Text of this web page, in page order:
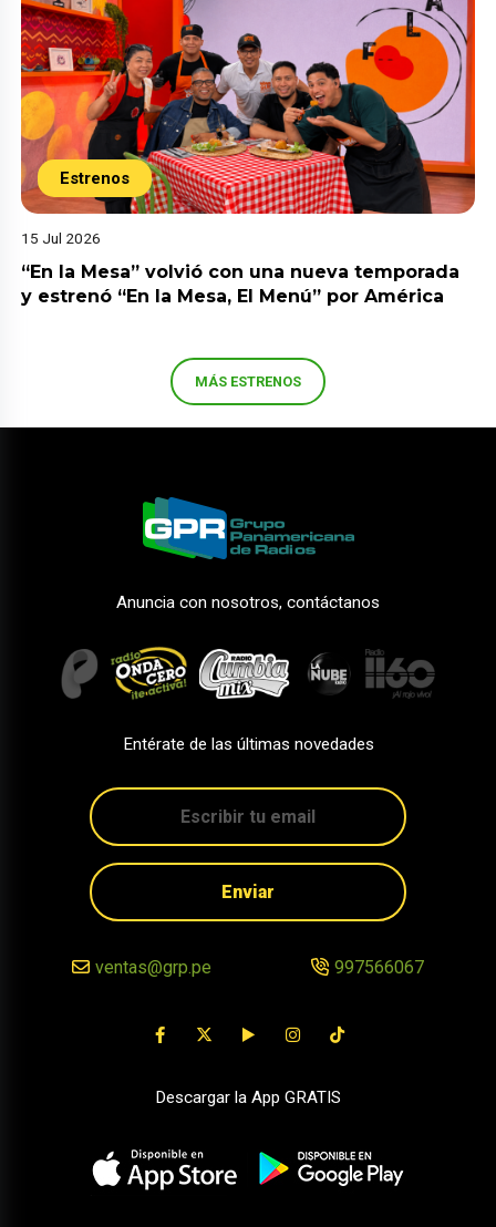
Estrenos
15 Jul 2026
“En la Mesa” volvió con una nueva temporada
y estrenó “En la Mesa, El Menú” por América
MÁS ESTRENOS
Anuncia con nosotros, contáctanos
Entérate de las últimas novedades
Enviar
ventas@grp.pe 997566067
Descargar la App GRATIS